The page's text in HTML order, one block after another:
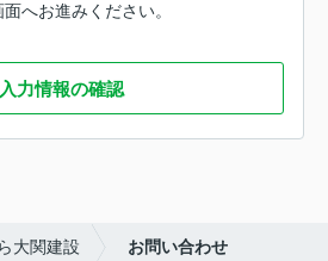
へお進みください。
入力情報の確認
大関建設 お問い合わせ